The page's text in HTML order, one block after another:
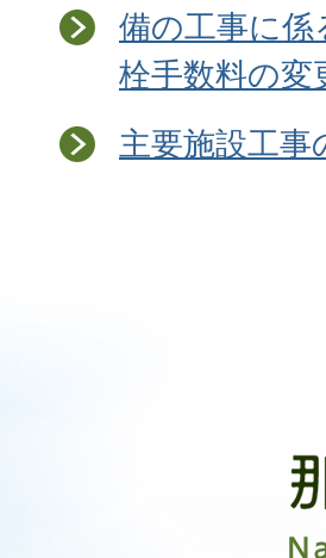
備の工事に係
栓手数料の変
主要施設工事
原
市